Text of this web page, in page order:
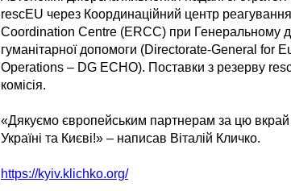
rescEU через Координаційний центр
Coordination Centre (ERCC) при Генеральному
гуманітарної допомоги (Directorate-General for
Operations – DG ECHO). Поставки з резерву
комісія.
«Дякуємо європейським партнерам за цю вкрай
Україні та Києві!» – написав Віталій Кличко.
https://kyiv.klichko.org/